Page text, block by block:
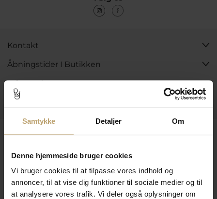
Samtykke Detaljer Om
Denne hjemmeside bruger cookies
Vi bruger cookies til at tilpasse vores indhold og
annoncer, til at vise dig funktioner til sociale medier og til
at analysere vores trafik. Vi deler også oplysninger om
Kontakt
Åbningstider I Butikken
Information
Praktiske Sider
Betalingsmuligheder